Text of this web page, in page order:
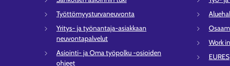
Työttömyysturvaneuvonta
Yritys- ja työnantaja-asiakkaan
neuvontapalvelut
Asiointi- ja Oma työpolku -osioiden
ohjeet
Work
EURES⁠